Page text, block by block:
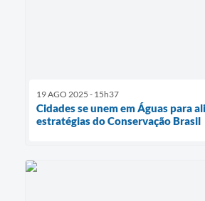
19 AGO 2025 - 15h37
Cidades se unem em Águas para
estratégias do Conservação Brasil